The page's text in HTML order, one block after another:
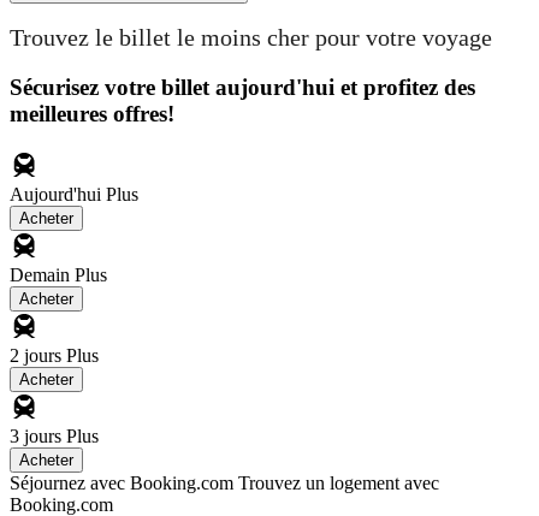
Trouvez le billet le moins cher pour votre voyage
Sécurisez votre billet aujourd'hui et profitez des
meilleures offres!
Aujourd'hui Plus
Acheter
Demain Plus
Acheter
2 jours Plus
Acheter
3 jours Plus
Acheter
Séjournez avec Booking.com Trouvez un logement avec
Booking.com